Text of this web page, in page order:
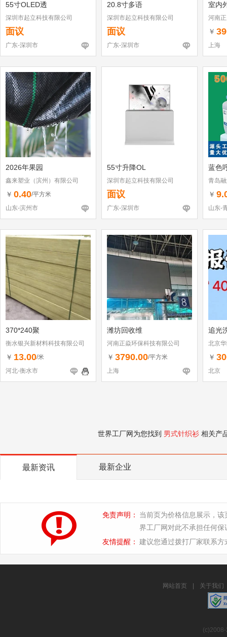
55寸OLED透
深圳市起立科技有限公司
面议
广东-深圳市
20.8寸多语
深圳市起立科技有限公司
面议
广东-深圳市
室内
河南
￥
上海
2026年果园
鑫来塑业（滨州）有限公司
￥ 0.40/平方米
山东-滨州市
55寸升降OL
深圳市起立科技有限公司
面议
广东-深圳市
蓝色
青岛
￥
山东-
370*240聚
衡水银兴新材料科技有限公司
￥ 13.00/米
河北-衡水市
潍坊回收维
河南正焱环保科技有限公司
￥ 3790.00/平方米
上海
追光
北京
￥
北京
世界工厂网为您找到 男式针织衫 相关产
最新资讯 最新企业
免责声明：
当前页为价格信息展示，
界工厂网对此不承担任何保
友情提醒： 建议您通过拨打厂家联系
网站首页 关于我们